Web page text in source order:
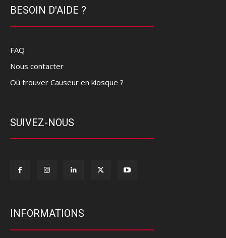
BESOIN D'AIDE ?
FAQ
Nous contacter
Où trouver Causeur en kiosque ?
SUIVEZ-NOUS
INFORMATIONS